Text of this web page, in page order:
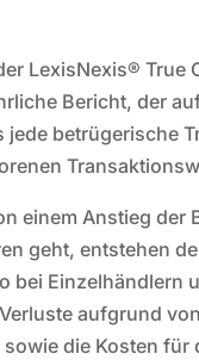
LexisNexis® True
Bericht, der
betrügerische
einem Anstieg der
geht, entstehen
bei Einzelhändlern
aufgrund
die Kosten für